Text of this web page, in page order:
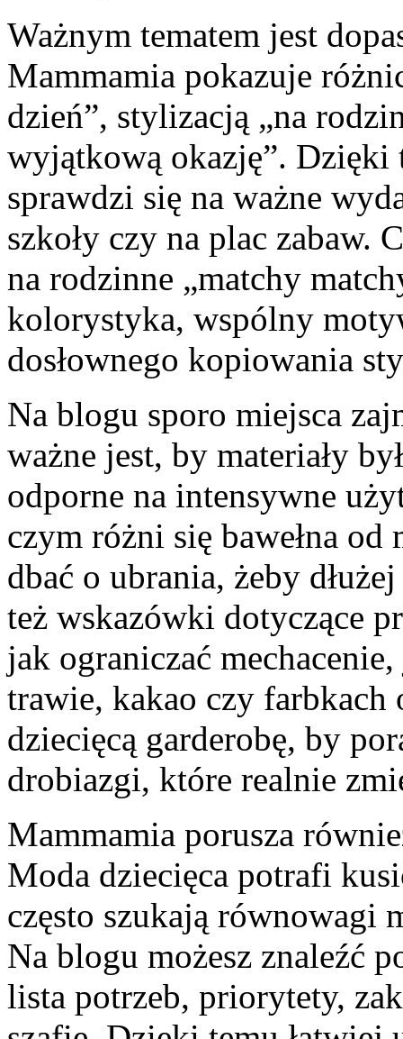
Ważnym tematem jest
Mammamia pokazuje
dzień”, stylizacją „na
wyjątkową okazję”. Dzięki
sprawdzi się na ważne
szkoły czy na plac zabaw.
na rodzinne „matchy
kolorystyka, wspólny
dosłownego kopiowania
Na blogu sporo miejsca
ważne jest, by materiały
odporne na intensywne
czym różni się bawełna
dbać o ubrania, żeby
też wskazówki dotyczące
jak ograniczać
trawie, kakao czy farbkach
dziecięcą garderobę, by
drobiazgi, które realnie
Mammamia porusza
Moda dziecięca potrafi
często szukają równowagi
Na blogu możesz znaleźć
lista potrzeb, priorytety,